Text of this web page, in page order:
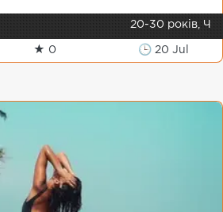
20-30 років, Ч
★ 0 🕒 20 Jul